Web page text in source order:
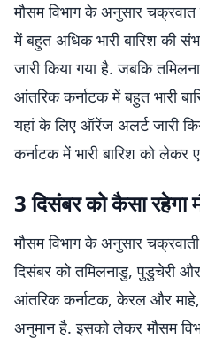
मौसम विभाग के अनुसार
में बहुत अधिक भारी बारिश की
जारी किया गया है. जबकि
आंतरिक कर्नाटक में बहुत भारी
यहां के लिए ऑरेंज अलर्ट जारी
कर्नाटक में भारी बारिश को लेकर
3 दिसंबर को कैसा रहेगा
मौसम विभाग के अनुसार
दिसंबर को तमिलनाडु, पुडुचेरी और
आंतरिक कर्नाटक, केरल और माहे,
अनुमान है. इसको लेकर मौसम